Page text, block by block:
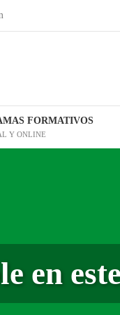
FORMATIVOS
Y ONLINE
en